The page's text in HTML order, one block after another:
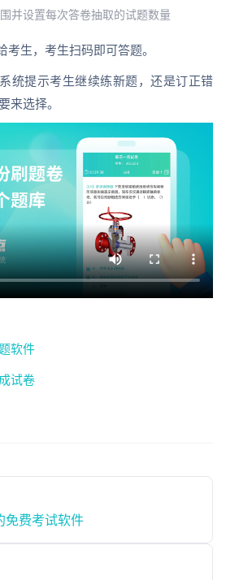
并设置每次答卷抽取的试题数量
生，考生扫码即可答题。
统提示考生继续练新题，还是订正错
来选择。
软件
试卷
免费考试软件